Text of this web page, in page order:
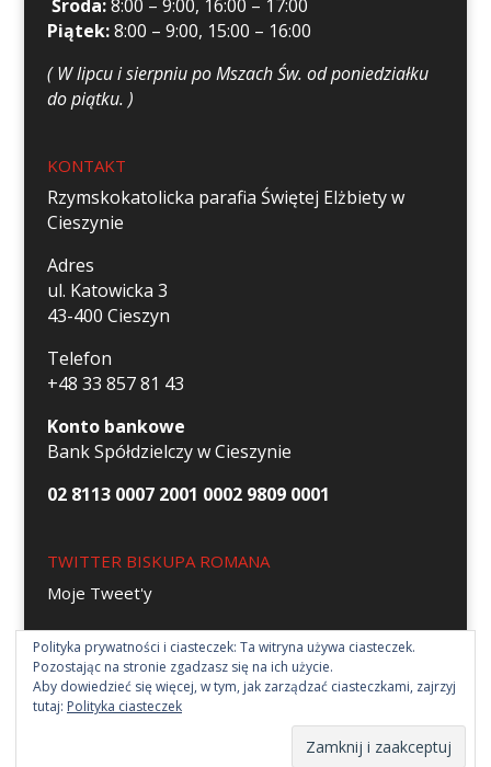
Środa:8:00 – 9:00, 16:00 – 17:00
Piątek:8:00 – 9:00, 15:00 – 16:00
( W lipcu i sierpniu po Mszach Św. od poniedziałku
do piątku. )
KONTAKT
Rzymskokatolicka parafia Świętej Elżbiety w
Cieszynie
Adres
ul. Katowicka 3
43-400 Cieszyn
Telefon
+48 33 857 81 43
Konto bankowe
Bank Spółdzielczy w Cieszynie
02 8113 0007 2001 0002 9809 0001
TWITTER BISKUPA ROMANA
Moje Tweet'y
Polityka prywatności i ciasteczek: Ta witryna używa ciasteczek.
Pozostając na stronie zgadzasz się na ich użycie.
Aby dowiedzieć się więcej, w tym, jak zarządzać ciasteczkami, zajrzyj
tutaj: Polityka ciasteczek